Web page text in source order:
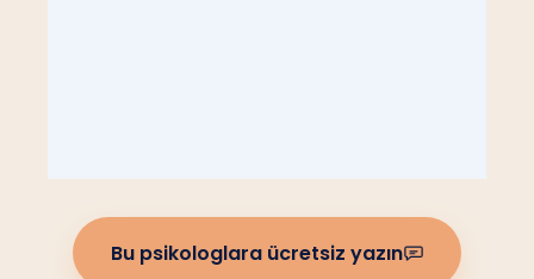
Bu psikologlara ücretsiz yazın